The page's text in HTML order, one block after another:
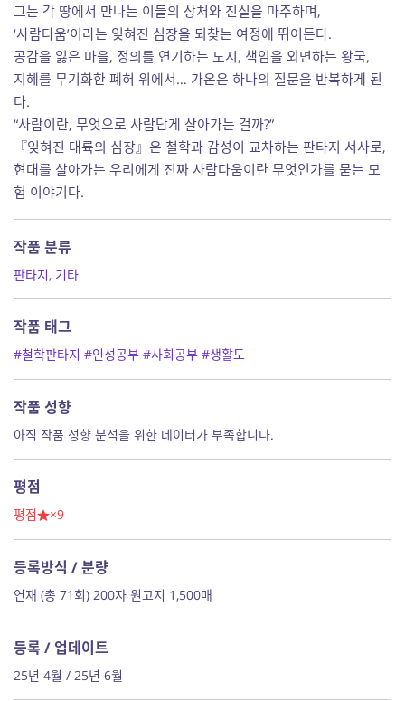
그는 각 땅에서 만나는 이들의 상처와 진실을 마주하며,
‘사람다움’이라는 잊혀진 심장을 되찾는 여정에 뛰어든다.
공감을 잃은 마을, 정의를 연기하는 도시, 책임을 외면하는 왕국,
지혜를 무기화한 폐허 위에서… 가온은 하나의 질문을 반복하게 된
다.
“사람이란, 무엇으로 사람답게 살아가는 걸까?”
『잊혀진 대륙의 심장』은 철학과 감성이 교차하는 판타지 서사로,
현대를 살아가는 우리에게 진짜 사람다움이란 무엇인가를 묻는 모
험 이야기다.
작품 분류
판타지, 기타
작품 태그
#철학판타지 #인성공부 #사회공부 #생활도
작품 성향
아직 작품 성향 분석을 위한 데이터가 부족합니다.
평점
평점 ×9
등록방식 / 분량
연재 (총 71회) 200자 원고지 1,500매
등록 / 업데이트
25년 4월 / 25년 6월